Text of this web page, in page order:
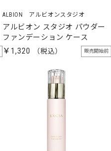
ALBION アルビオンスタジオ
アルビオン スタジオ パウダー
ファンデーション ケース
￥1,320 販売開始前